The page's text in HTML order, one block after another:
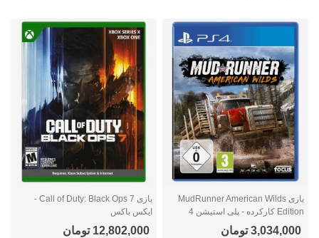
بازی MudRunner American Wilds
Edition کارکرده - پلی استیشن 4
3,034,000 تومان
بازی Call of Duty: Black Ops 7 -
ایکس باکس
12,802,000 تومان